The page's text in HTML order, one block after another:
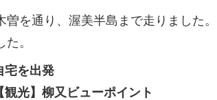
曽を通り、渥美半島まで走りまし
。
宅を出発
観光】柳又ビューポイント